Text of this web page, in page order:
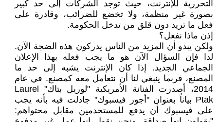
التحررية للإنترنت، حيث توجد الشركات إلى حد كبير
بصورة غير منظمة، ولا تخضع للضرائب، وقادرة على
فعل ما تريد دون قلق من تدخل الحكومة.
إذن ماذا نفعل؟
ولكن يبدو أن المزيد من الناس يدركون هذه الضجة الآن.
لذا فإن السؤال الآن هو ما يجب فعله بهذا الإعلان
الجماعي الجديد. إذا كان الإنترنت يشبه إلى حد ما
المصنع، فربما ينبغي لنا أن نتعامل معه كمصنع. في عام
2014، أصدرت الفنانة الأمريكية "لوريل بتاك" Laurel
Ptak بياناً بعنوان "أجور فيسبوك" جادلت فيه بأنه يجب
على فيسبوك أن يدفع للمستخدمين مقابل محتواهم: